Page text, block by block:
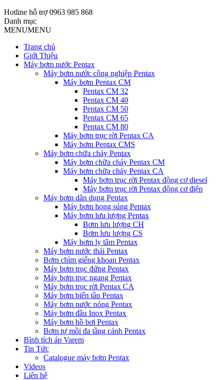
Hotline hỗ trợ 0963 985 868
Danh mục
MENUMENU
Trang chủ
Giới Thiệu
Máy bơm nước Pentax
Máy bơm nước công nghiệp Pentax
Máy bơm Pentax CM
Pentax CM 32
Pentax CM 40
Pentax CM 50
Pentax CM 65
Pentax CM 80
Máy bơm trục rời Pentax CA
Máy bơm Pentax CMS
Máy bơm chữa cháy Pentax
Máy bơm chữa cháy Pentax CM
Máy bơm chữa cháy Pentax CA
Máy bơm trục rời Pentax động cơ diesel
Máy bơm trục rời Pentax động cơ điện
Máy bơm dân dụng Pentax
Máy bơm họng súng Pentax
Máy bơm lưu lượng Pentax
Bơm lưu lượng CH
Bơm lưu lượng CS
Máy bơm ly tâm Pentax
Máy bơm nước thải Pentax
Bơm chìm giếng khoan Pentax
Máy bơm trục đứng Pentax
Máy bơm trục ngang Pentax
Máy bơm trục rời Pentax CA
Máy bơm biến tần Pentax
Máy bơm nước nóng Pentax
Máy bơm đầu Inox Pentax
Máy bơm hồ bơi Pentax
Bơm tự mồi đa tầng cánh Pentax
Bình tích áp Varem
Tin Tức
Catalogue máy bơm Pentax
Videos
Liên hệ